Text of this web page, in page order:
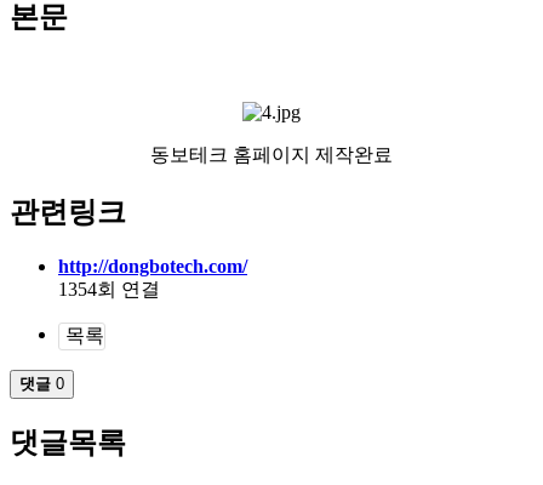
본문
동보테크 홈페이지 제작완료
관련링크
http://dongbotech.com/
1354회 연결
목록
댓글 0
댓글목록